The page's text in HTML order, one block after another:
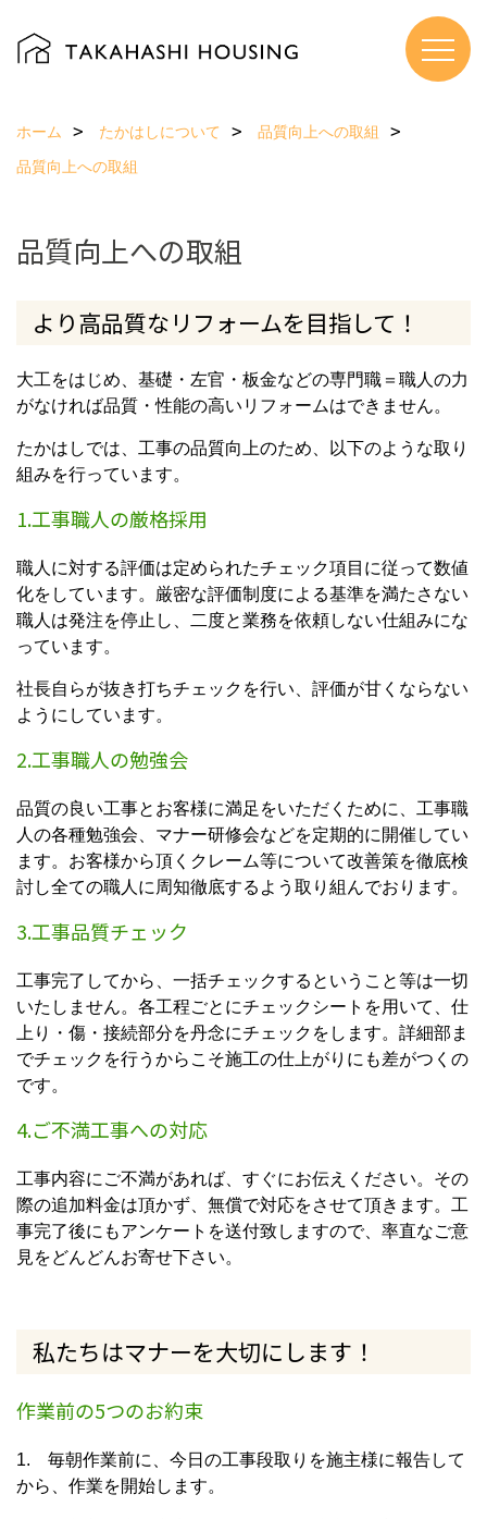
ホーム たかはしについて
品質向上への取組
品質向上への取組
品質向上への取組
より高品質なリフォームを目指して！
大工をはじめ、基礎・左官・板金などの専門職＝職人の力
がなければ品質・性能の高いリフォームはできません。
たかはしでは、工事の品質向上のため、以下のような取り
組みを行っています。
1.工事職人の厳格採用
職人に対する評価は定められたチェック項目に従って数値
化をしています。厳密な評価制度による基準を満たさない
職人は発注を停止し、二度と業務を依頼しない仕組みにな
っています。
社長自らが抜き打ちチェックを行い、評価が甘くならない
ようにしています。
2.工事職人の勉強会
品質の良い工事とお客様に満足をいただくために、工事職
人の各種勉強会、マナー研修会などを定期的に開催してい
ます。お客様から頂くクレーム等について改善策を徹底検
討し全ての職人に周知徹底するよう取り組んでおります。
3.工事品質チェック
工事完了してから、一括チェックするということ等は一切
いたしません。各工程ごとにチェックシートを用いて、仕
上り・傷・接続部分を丹念にチェックをします。詳細部ま
でチェックを行うからこそ施工の仕上がりにも差がつくの
です。
4.ご不満工事への対応
工事内容にご不満があれば、すぐにお伝えください。その
際の追加料金は頂かず、無償で対応をさせて頂きます。工
事完了後にもアンケートを送付致しますので、率直なご意
見をどんどんお寄せ下さい。
私たちはマナーを大切にします！
作業前の5つのお約束
1. 毎朝作業前に、今日の工事段取りを施主様に報告して
から、作業を開始します。